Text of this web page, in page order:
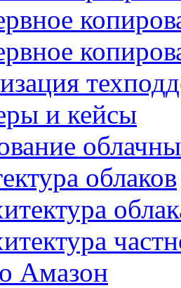
и кейсы
облаков
Амазон